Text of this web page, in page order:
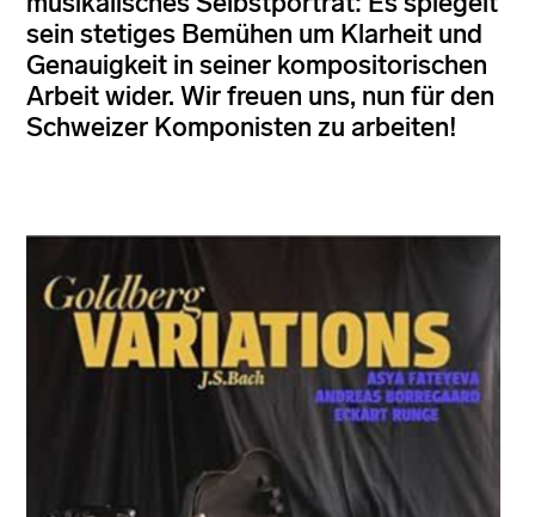
sein stetiges Bemühen um Klarheit und
Genauigkeit in seiner kompositorischen
Arbeit wider. Wir freuen uns, nun für den
Schweizer Komponisten zu arbeiten!